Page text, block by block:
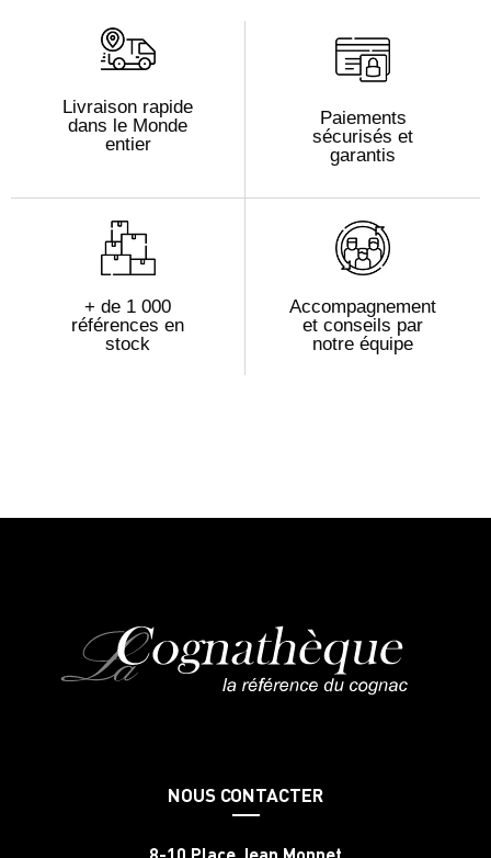
Livraison rapide
dans le Monde
entier
Paiements
sécurisés et
garantis
+ de 1 000
références en
stock
Accompagnement
et conseils par
notre équipe
NOUS CONTACTER